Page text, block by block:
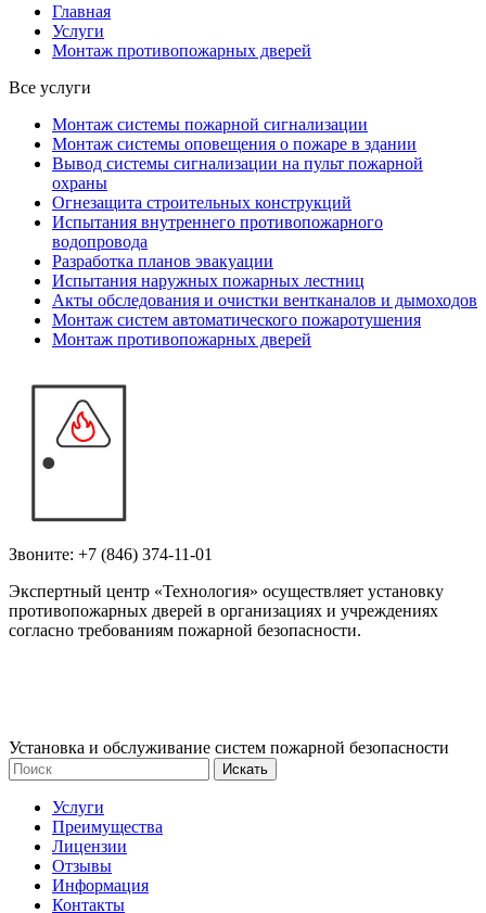
Главная
Услуги
Монтаж противопожарных дверей
Все услуги
Монтаж системы пожарной сигнализации
Монтаж системы оповещения о пожаре в здании
Вывод системы сигнализации на пульт пожарной
охраны
Огнезащита строительных конструкций
Испытания внутреннего противопожарного
водопровода
Разработка планов эвакуации
Испытания наружных пожарных лестниц
Акты обследования и очистки вентканалов и дымоходов
Монтаж систем автоматического пожаротушения
Монтаж противопожарных дверей
Звоните: +7 (846) 374-11-01
Экспертный центр «Технология» осуществляет установку
противопожарных дверей в организациях и учреждениях
согласно требованиям пожарной безопасности.
Установка и обслуживание систем пожарной безопасности
Услуги
Преимущества
Лицензии
Отзывы
Информация
Контакты